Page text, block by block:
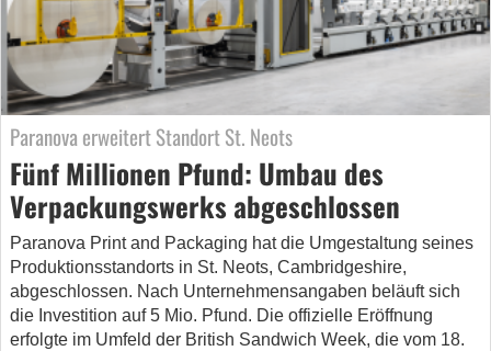
Paranova erweitert Standort St. Neots
Fünf Millionen Pfund: Umbau des
Verpackungswerks abgeschlossen
Paranova Print and Packaging hat die Umgestaltung seines
Produktionsstandorts in St. Neots, Cambridgeshire,
abgeschlossen. Nach Unternehmensangaben beläuft sich
die Investition auf 5 Mio. Pfund. Die offizielle Eröffnung
erfolgte im Umfeld der British Sandwich Week, die vom 18.